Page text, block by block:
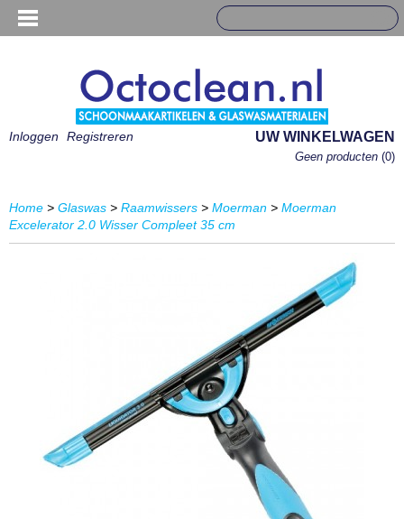
Inloggen Registreren UW WINKELWAGEN
Geen producten (0)
Home > Glaswas > Raamwissers > Moerman > Moerman
Excelerator 2.0 Wisser Compleet 35 cm